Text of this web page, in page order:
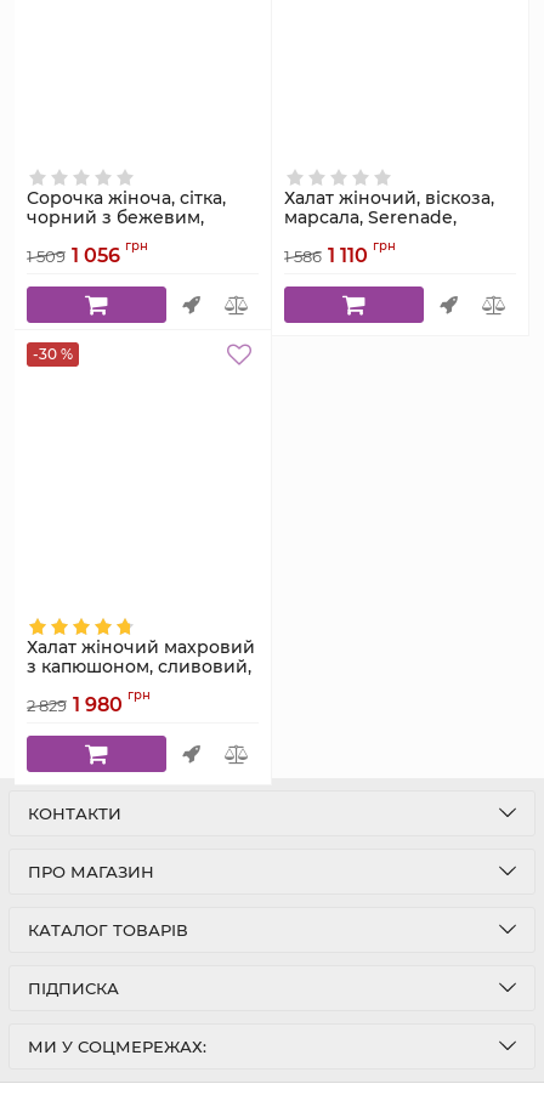
Сорочка жіноча, сітка,
чорний з бежевим,
Артикул:4032
1 509 1 056 грн
Халат жіночий, віскоза,
марсала, Serenade,
Артикул: 5516Н
1 586 1 110 грн
-30 %
Халат жіночий махровий
з капюшоном, сливовий,
Артикул:11
2 829 1 980 грн
КОНТАКТИ
ПРО МАГАЗИН
КАТАЛОГ ТОВАРІВ
ПІДПИСКА
МИ У СОЦМЕРЕЖАХ: